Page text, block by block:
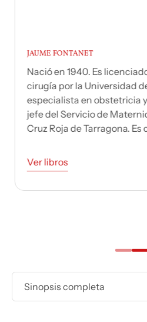
JAUME FONTANET
Nació en 1940. Es
cirugía por la Universidad
especialista en obstetricia
Sinopsis completa